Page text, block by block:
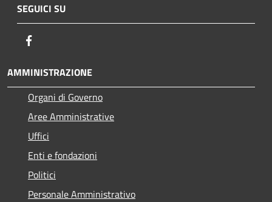
SEGUICI SU
AMMINISTRAZIONE
Organi di Governo
Aree Amministrative
Uffici
Enti e fondazioni
Politici
Personale Amministrativo